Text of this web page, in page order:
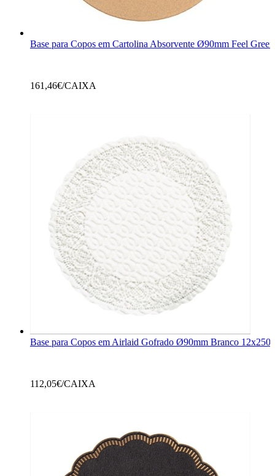
Base para Copos em Cartolina Absorvente Ø90mm Feel
161,46€/CAIXA
Base para Copos em Airlaid Gofrado Ø90mm Branco 12x250
112,05€/CAIXA